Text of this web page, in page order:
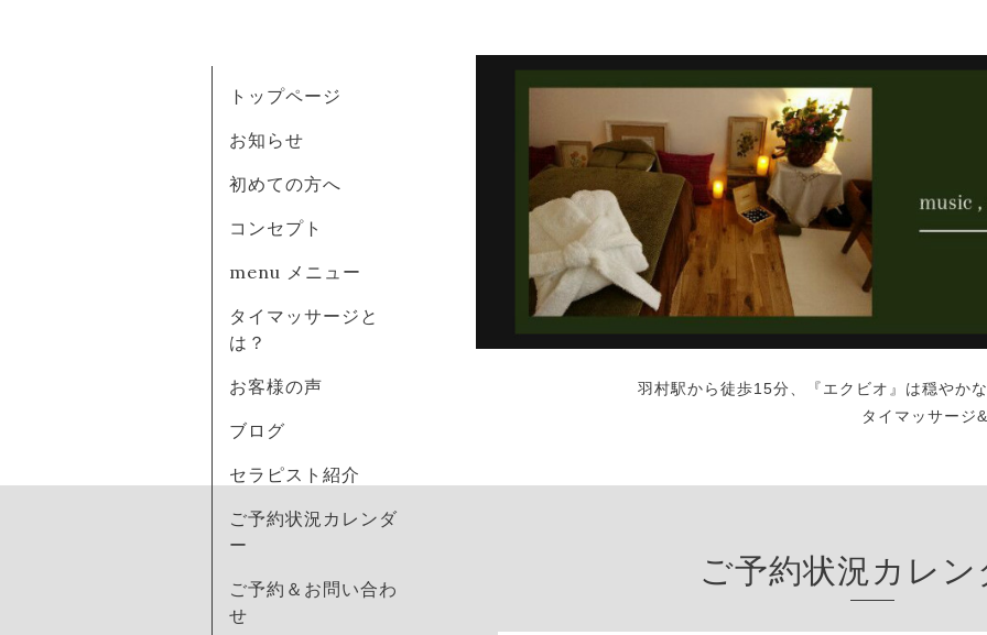
羽村駅から徒歩15分、『エクビオ』は穏やか
タイマッサージ
トップページ
お知らせ
初めての方へ
コンセプト
menu メニュー
タイマッサージと
は？
お客様の声
ブログ
セラピスト紹介
ご予約状況カレンダ
ー
ご予約＆お問い合わ
せ
ご予約状況カレン